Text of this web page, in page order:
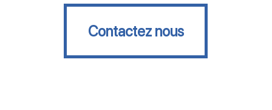
Contactez nous
Contactez nous